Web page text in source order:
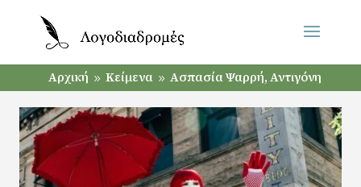
Αρχική 9 Κείμενα 9 Ασπασία Ψαρρή, Αντιγόνη